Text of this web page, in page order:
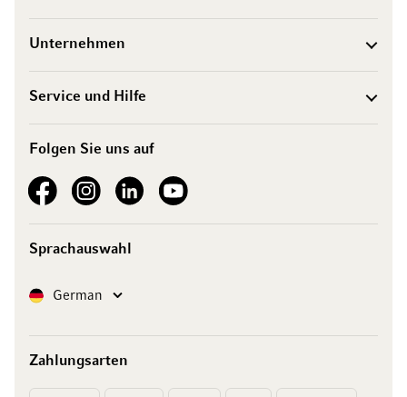
Unternehmen
Service und Hilfe
Folgen Sie uns auf
See our FacebookSee our Instagram account
See our LinkedInSee our YouTube channel
Sprachauswahl
SpracheGerman
Zahlungsarten